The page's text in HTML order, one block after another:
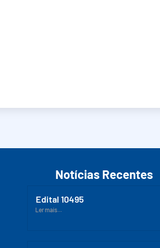
Notícias Recentes
Edital 10495
Ler mais...